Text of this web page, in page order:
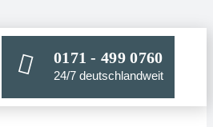
0171 - 499 0760
24/7 deutschlandweit